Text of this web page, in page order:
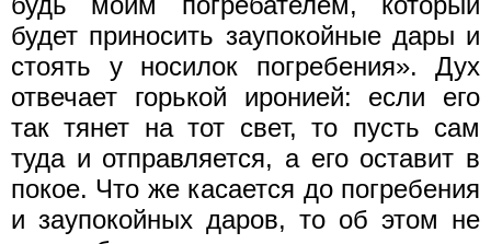
будет приносить заупокойные дары и
стоять у носилок погребения». Дух
отвечает горькой иронией: если его
так тянет на тот свет, то пусть сам
туда и отправляется, а его оставит в
покое. Что же касается до погребения
и заупокойных даров, то об этом не